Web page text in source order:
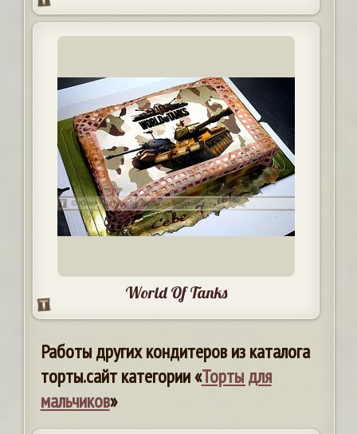
World Of Tanks
Работы других кондитеров из каталога
торты.сайт категории «Торты для
мальчиков»